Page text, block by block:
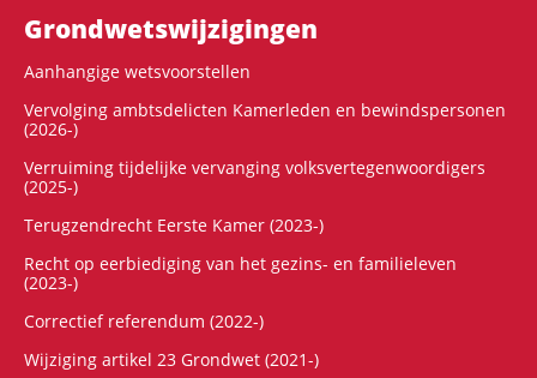
Grondwets­wijzigingen
Aanhangige wetsvoorstellen
Vervolging ambtsdelicten Kamerleden en bewindspersonen
(2026-)
Verruiming tijdelijke vervanging volksvertegenwoordigers
(2025-)
Terugzendrecht Eerste Kamer (2023-)
Recht op eerbiediging van het gezins- en familieleven
(2023-)
Correctief referendum (2022-)
Wijziging artikel 23 Grondwet (2021-)